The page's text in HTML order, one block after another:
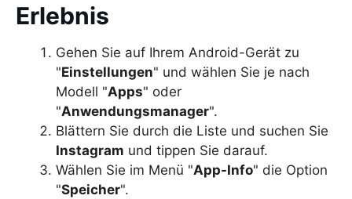
Erlebnis
Gehen Sie auf Ihrem Android-Gerät zu
"Einstellungen" und wählen Sie je nach
Modell "Apps" oder
"Anwendungsmanager".
Blättern Sie durch die Liste und suchen Sie
Instagram und tippen Sie darauf.
Wählen Sie im Menü "App-Info" die Option
"Speicher".